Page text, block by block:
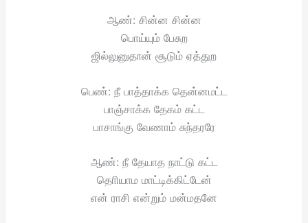
ஆண்: சின்ன சின்ன
பொய்யும் பேசுற
ஜில்லுனுதான் சூடும் ஏத்துற
பெண்: நீ பாத்தாக்க தென்னமட்ட
பாஞ்சாக்க தேகம் கட்ட
பாசாங்கு வேணாம் சுந்தரரே
ஆண்: நீ தேயாத நாட்டு கட்ட
தொியாம மாட்டிக்கிட்டேன்
என் ராசி என்றும் மன்மதனே